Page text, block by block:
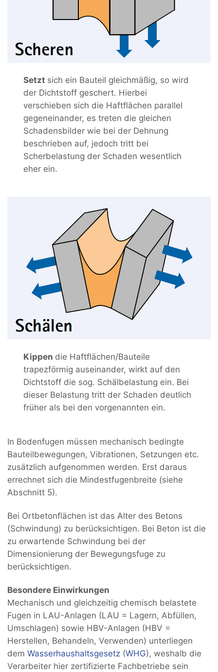
Setzt sich ein Bauteil gleichmäßig, so wird
der Dichtstoff geschert. Hierbei
verschieben sich die Haftflächen parallel
gegeneinander, es treten die gleichen
Schadensbilder wie bei der Dehnung
beschrieben auf, jedoch tritt bei
Scherbelastung der Schaden wesentlich
eher ein.
Kippen die Haftflächen/Bauteile
trapezförmig auseinander, wirkt auf den
Dichtstoff die sog. Schälbelastung ein. Bei
dieser Belastung tritt der Schaden deutlich
früher als bei den vorgenannten ein.
In Bodenfugen müssen mechanisch bedingte
Bauteilbewegungen, Vibrationen, Setzungen etc.
zusätzlich aufgenommen werden. Erst daraus
errechnet sich die Mindestfugenbreite (siehe
Abschnitt 5).
Bei Ortbetonflächen ist das Alter des Betons
(Schwindung) zu berücksichtigen. Bei Beton ist die
zu erwartende Schwindung bei der
Dimensionierung der Bewegungsfuge zu
berücksichtigen.
Besondere Einwirkungen
Mechanisch und gleichzeitig chemisch belastete
Fugen in LAU-Anlagen (LAU = Lagern, Abfüllen,
Umschlagen) sowie HBV-Anlagen (HBV =
Herstellen, Behandeln, Verwenden) unterliegen
dem Wasserhaushaltsgesetz (WHG), weshalb die
Verarbeiter hier zertifizierte Fachbetriebe sein